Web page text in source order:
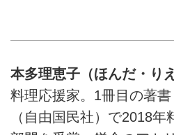
本多理恵子（ほんだ・りえ
料理応援家。1冊目の著書
（自由国民社）で2018